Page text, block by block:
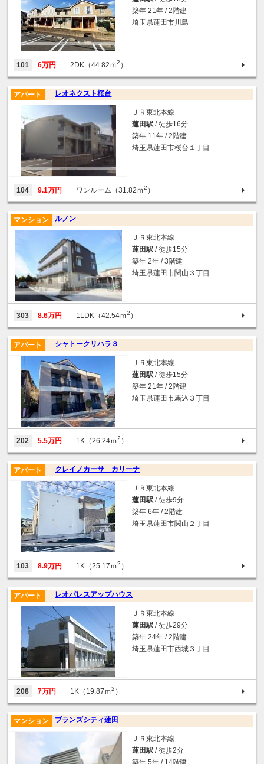
築年 21年 / 2階建
埼玉県蓮田市川島
101 6万円 2DK（44.82ｍ2 ）
レオネクスト桜台
アパート
ＪＲ東北本線
蓮田駅 / 徒歩16分
築年 11年 / 2階建
埼玉県蓮田市桜台１丁目
104 9.1万円 ワンルーム（31.82ｍ2 ）
ルノン
マンション
ＪＲ東北本線
蓮田駅 / 徒歩15分
築年 2年 / 3階建
埼玉県蓮田市関山３丁目
303 8.6万円 1LDK（42.54ｍ2 ）
シャトークリハラ３
アパート
ＪＲ東北本線
蓮田駅 / 徒歩15分
築年 21年 / 2階建
埼玉県蓮田市馬込３丁目
202 5.5万円 1K（26.24ｍ2 ）
クレイノカーサ カリーナ
アパート
ＪＲ東北本線
蓮田駅 / 徒歩9分
築年 6年 / 2階建
埼玉県蓮田市関山２丁目
103 8.9万円 1K（25.17ｍ2 ）
レオパレスアップハウス
アパート
ＪＲ東北本線
蓮田駅 / 徒歩29分
築年 24年 / 2階建
埼玉県蓮田市西城３丁目
208 7万円 1K（19.87ｍ2 ）
ブランズシティ蓮田
マンション
ＪＲ東北本線
蓮田駅 / 徒歩2分